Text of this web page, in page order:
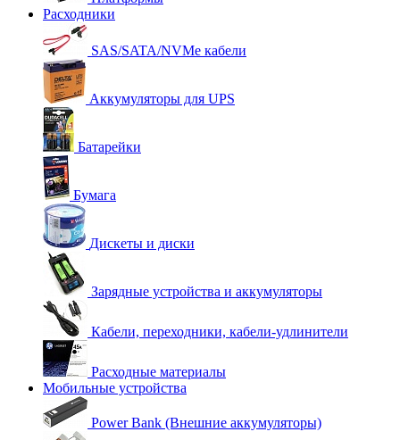
Расходники
SAS/SATA/NVMe кабели
Аккумуляторы для UPS
Батарейки
Бумага
Дискеты и диски
Зарядные устройства и аккумуляторы
Кабели, переходники, кабели-удлинители
Расходные материалы
Мобильные устройства
Power Bank (Внешние аккумуляторы)